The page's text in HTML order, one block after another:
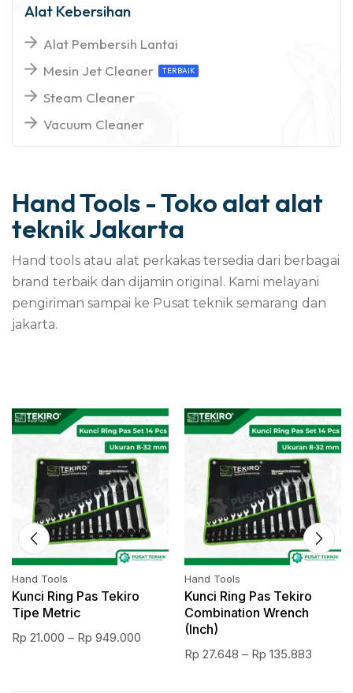
Alat Kebersihan
Alat Pembersih Lantai
Mesin Jet Cleaner
TERBAIK
Steam Cleaner
Vacuum Cleaner
Hand Tools - Toko alat alat
teknik Jakarta
Hand tools atau alat perkakas tersedia dari berbagai
brand terbaik dan dijamin original. Kami melayani
pengiriman sampai ke Pusat teknik semarang dan
jakarta.
Hand Tools
Kunci Ring Pas Tekiro
Tipe Metric
Rp 21.000 – Rp 949.000
Hand Tools
Kunci Ring Pas Tekiro
Combination Wrench
(Inch)
Rp 27.648 – Rp 135.883